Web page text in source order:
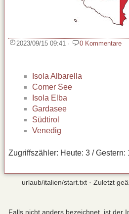
2023/09/15 09:41 · 0 Kommentare
Isola Albarella
Comer See
Isola Elba
Gardasee
Südtirol
Venedig
Zugriffszähler: Heute: 3 / Gestern:
urlaub/italien/start.txt · Zuletzt
Falls nicht anders bezeichnet, ist der